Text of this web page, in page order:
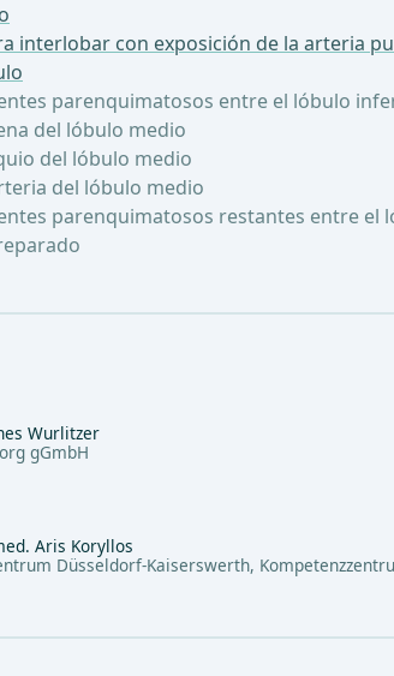
interlobar con exposición de la arteria
parenquimatosos entre el lóbulo
del lóbulo medio
del lóbulo medio
del lóbulo medio
parenquimatosos restantes entre el
Wurlitzer
gGmbH
Aris Koryllos
Düsseldorf-Kaiserswerth,